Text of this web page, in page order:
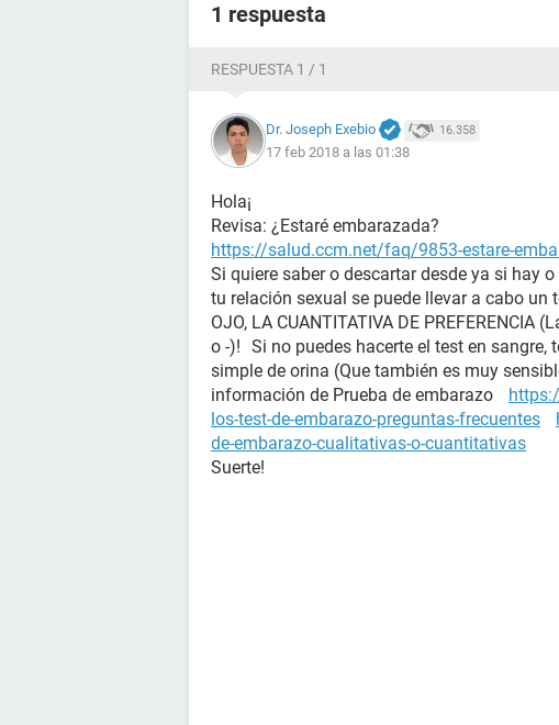
1 respuesta
RESPUESTA 1 / 1
Dr. Joseph Exebio 16.358
17 feb 2018 a las 01:38
Hola¡
Revisa: ¿Estaré embarazada?
https://salud.ccm.net/faq/9853-estare-
Si quiere saber o descartar desde ya si hay
tu relación sexual se puede llevar a cabo
OJO, LA CUANTITATIVA DE
o -)! Si no puedes hacerte el test en sangre,
simple de orina (Que también es muy
información de Prueba de embarazo
los-test-de-embarazo-preguntas-frecuentes
de-embarazo-cualitativas-o-cuantitativas
Suerte!